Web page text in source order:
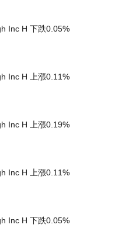
Inc H 下跌0.05%
Inc H 上漲0.11%
Inc H 上漲0.19%
Inc H 上漲0.11%
Inc H 下跌0.05%